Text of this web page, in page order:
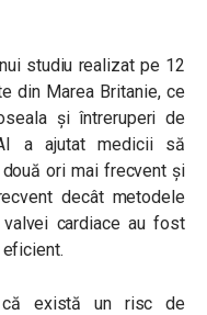
studiu realizat pe 12
din Marea Britanie, ce
și întreruperi de
a ajutat medicii să
ori mai frecvent și
decât metodele
cardiace au fost
că există un risc de